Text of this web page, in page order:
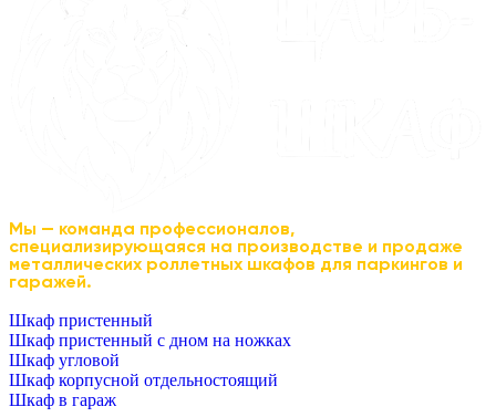
Мы — команда профессионалов,
специализирующаяся на производстве и продаже
металлических роллетных шкафов для паркингов и
гаражей.
Шкаф пристенный
Шкаф пристенный с дном на ножках
Шкаф угловой
Шкаф корпусной отдельностоящий
Шкаф в гараж